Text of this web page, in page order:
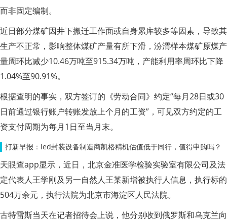
而非固定编制。
近日部分煤矿因井下搬迁工作面或自身累库较多等因素，导致其
生产不正常，影响整体煤矿产量有所下滑，汾渭样本煤矿原煤产
量周环比减少10.46万吨至915.34万吨，产能利用率周环比下降
1.04%至90.91%。
根据查明的事实，双方签订的《劳动合同》约定“每月28日或30
日前通过银行账户转账发放上个月的工资”，可见双方约定的工
资支付周期为每月1日至当月末。
打新早报：led封装设备制造商凯格精机估值低于同行，值得申购吗？
天眼查app显示，近日，北京金准医学检验实验室有限公司及法
定代表人王学刚及另一自然人王某新增被执行人信息，执行标的
504万余元，执行法院为北京市海淀区人民法院。
古特雷斯当天在记者招待会上说，他分别收到俄罗斯和乌克兰向